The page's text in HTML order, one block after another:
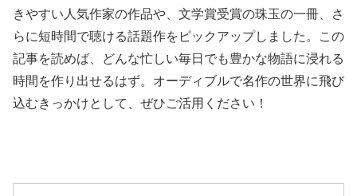
きやすい人気作家の作品や、文学賞受賞の珠玉の一冊、さ
らに短時間で聴ける話題作をピックアップしました。この
記事を読めば、どんな忙しい毎日でも豊かな物語に浸れる
時間を作り出せるはず。オーディブルで名作の世界に飛び
込むきっかけとして、ぜひご活用ください！